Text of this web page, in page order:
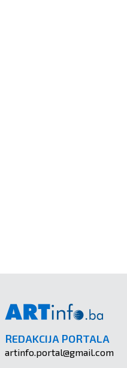
REDAKCIJA PORTALA
artinfo.portal@gmail.com